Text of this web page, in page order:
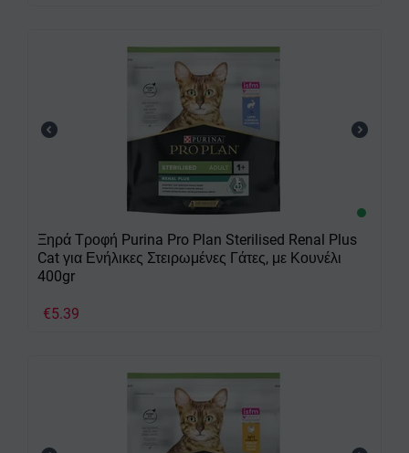
Ξηρά Τροφή Purina Pro Plan Sterilised Renal Plus
Cat για Ενήλικες Στειρωμένες Γάτες, με Κουνέλι
400gr
€5.39